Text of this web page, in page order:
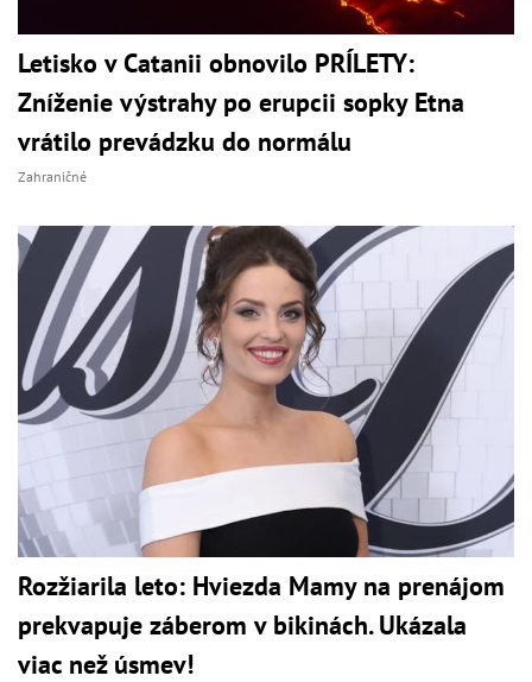
Letisko v Catanii obnovilo PRÍLETY:
Zníženie výstrahy po erupcii sopky Etna
vrátilo prevádzku do normálu
Zahraničné
Rozžiarila leto: Hviezda Mamy na prenájom
prekvapuje záberom v bikinách. Ukázala
viac než úsmev!